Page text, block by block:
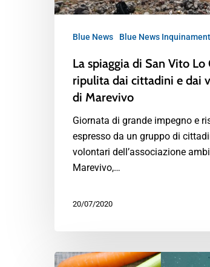
Blue News Blue News
La spiaggia di San Vito Lo
ripulita dai cittadini e dai
di Marevivo
Giornata di grande impegno e
espresso da un gruppo di
volontari dell’associazione
Marevivo,…
20/07/2020